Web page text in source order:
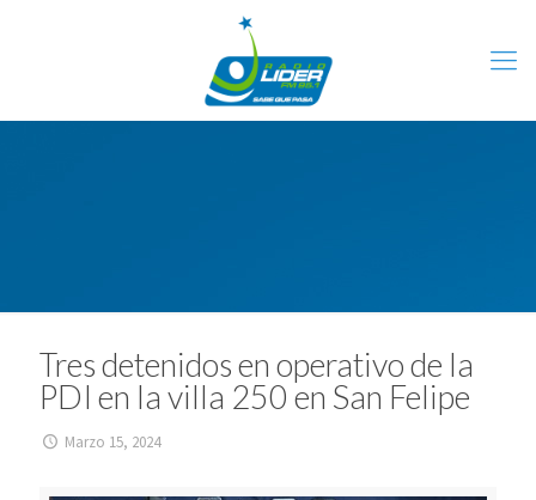
Tres detenidos en operativo de la
PDI en la villa 250 en San Felipe
Marzo 15, 2024